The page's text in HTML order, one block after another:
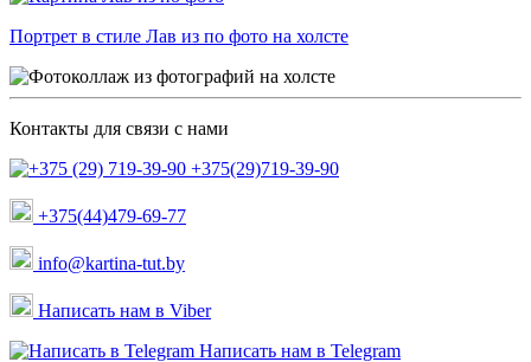
Портрет в стиле Лав из по фото на холсте
Контакты для связи с нами
+375(29)719-39-90
+375(44)479-69-77
info@kartina-tut.by
Написать нам в Viber
Написать нам в Telegram